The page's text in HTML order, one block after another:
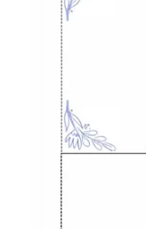
Zapojte deti -
Navrhnuté